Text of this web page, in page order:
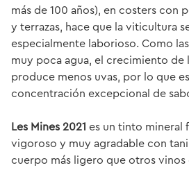
más de 100 años), en costers con
y terrazas, hace que la viticultura
especialmente laborioso. Como
muy poca agua, el crecimiento de
produce menos uvas, por lo que
concentración excepcional de
Les Mines 2021 es un tinto mineral
vigoroso y muy agradable con
cuerpo más ligero que otros vinos